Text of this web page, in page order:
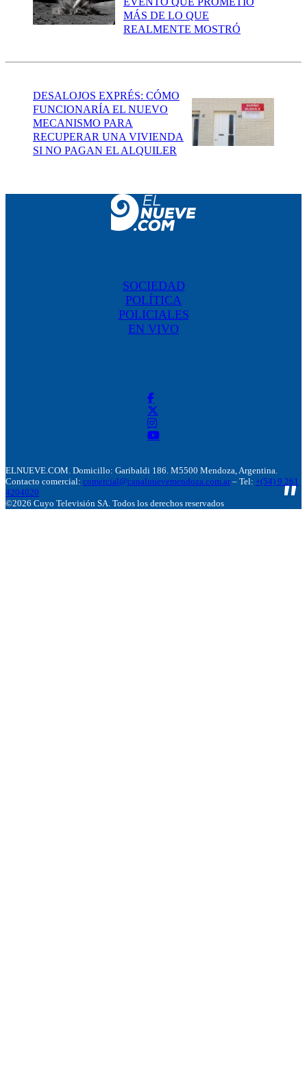
MÁS DE LO QUE
REALMENTE MOSTRÓ
DESALOJOS EXPRÉS: CÓMO
FUNCIONARÍA EL NUEVO
MECANISMO PARA
RECUPERAR UNA VIVIENDA
SI NO PAGAN EL ALQUILER
SOCIEDAD
POLÍTICA
POLICIALES
EN VIVO
ELNUEVE.COM. Domicillo: Garibaldi 186. M5500 Mendoza, Argentina.
Contacto comercial: comercial@canalnuevemendoza.com.ar – Tel: +(54) 9 261
4204020
©2026 Cuyo Televisión SA. Todos los derechos reservados